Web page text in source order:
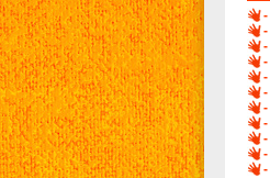
-
-
-
-
-
-
-
-
-
-
-